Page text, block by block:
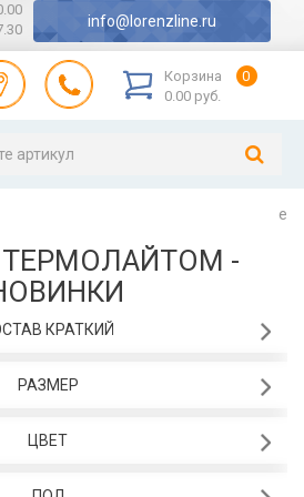
info@lorenzline.ru
Корзина
0
0.00 руб.
e
-
КРАТКИЙ
РАЗМЕР
ЦВЕТ